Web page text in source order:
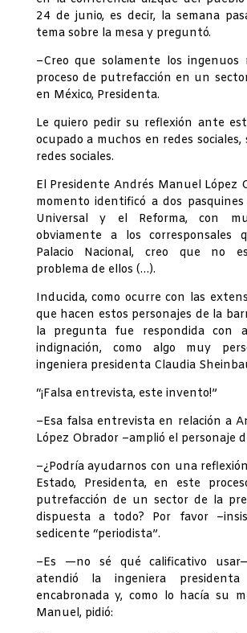
24 de junio, es decir, la semana
tema sobre la mesa y preguntó.
–Creo que solamente los
proceso de putrefacción en un
en México, Presidenta.
Le quiero pedir su reflexión ante
ocupado a muchos en redes
redes sociales.
El Presidente Andrés Manuel López
momento identificó a dos
Universal y el Reforma, con
obviamente a los corresponsales
Palacio Nacional, creo que no
problema de ellos (…).
Inducida, como ocurre con las
que hacen estos personajes de la
la pregunta fue respondida con
indignación, como algo muy
ingeniera presidenta Claudia
“¡Falsa entrevista, este invento!”
–Esa falsa entrevista en relación a
López Obrador –amplió el personaje
–¿Podría ayudarnos con una
Estado, Presidenta, en este
putrefacción de un sector de la
dispuesta a todo? Por favor
sedicente “periodista”.
–Es —no sé qué calificativo
atendió la ingeniera presidenta
encabronada y, como lo hacía su
Manuel, pidió: